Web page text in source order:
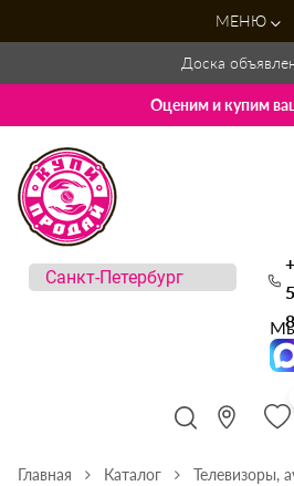
МЕНЮ
Доска
Оценим и купим
Мы
Главная Каталог
Телевизоры,